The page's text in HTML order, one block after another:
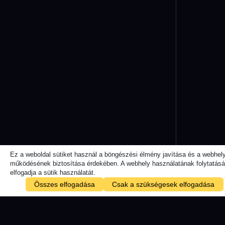
Ez a weboldal sütiket használ a böngészési élmény javítása és a
működésének biztosítása érdekében. A webhely használatának
elfogadja a sütik használatát.
Összes elfogadása Csak a szükségesek elfogadása